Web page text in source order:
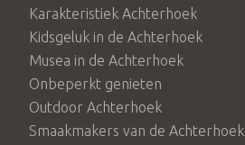
Karakteristiek Achterhoek
Kidsgeluk in de Achterhoek
Musea in de Achterhoek
Onbeperkt genieten
Outdoor Achterhoek
Smaakmakers van de Achterhoek